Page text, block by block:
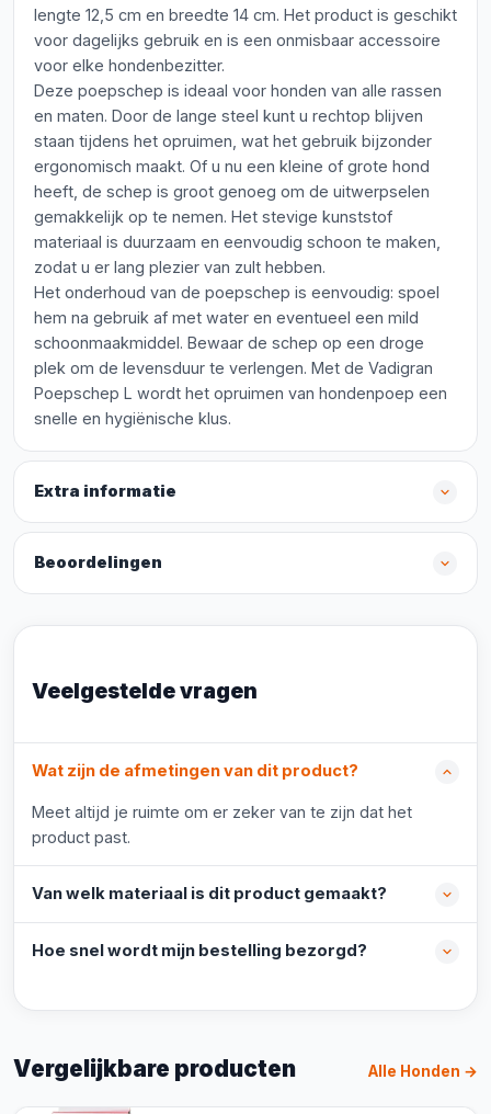
lengte 12,5 cm en breedte 14 cm. Het product is geschikt
voor dagelijks gebruik en is een onmisbaar accessoire
voor elke hondenbezitter.
Deze poepschep is ideaal voor honden van alle rassen
en maten. Door de lange steel kunt u rechtop blijven
staan tijdens het opruimen, wat het gebruik bijzonder
ergonomisch maakt. Of u nu een kleine of grote hond
heeft, de schep is groot genoeg om de uitwerpselen
gemakkelijk op te nemen. Het stevige kunststof
materiaal is duurzaam en eenvoudig schoon te maken,
zodat u er lang plezier van zult hebben.
Het onderhoud van de poepschep is eenvoudig: spoel
hem na gebruik af met water en eventueel een mild
schoonmaakmiddel. Bewaar de schep op een droge
plek om de levensduur te verlengen. Met de Vadigran
Poepschep L wordt het opruimen van hondenpoep een
snelle en hygiënische klus.
Extra informatie
Beoordelingen
Veelgestelde vragen
Wat zijn de afmetingen van dit product?
Meet altijd je ruimte om er zeker van te zijn dat het
product past.
Van welk materiaal is dit product gemaakt?
Hoe snel wordt mijn bestelling bezorgd?
Vergelijkbare producten Alle Honden →